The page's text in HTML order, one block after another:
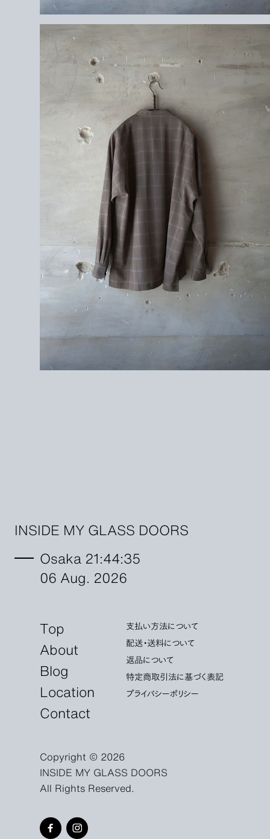
INSIDE MY GLASS DOORS
Osaka 21:44:36
06 Aug. 2026
Top
About
Blog
Location
Contact
支払い方法について
配送・送料について
返品について
特定商取引法に基づく表記
プライバシーポリシー
Copyright © 2026
INSIDE MY GLASS DOORS
All Rights Reserved.